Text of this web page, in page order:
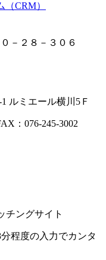
CRM）
－２８－３０６
ルミエール横川5Ｆ
：076-245-3002
チングサイト
程度の入力でカンタ